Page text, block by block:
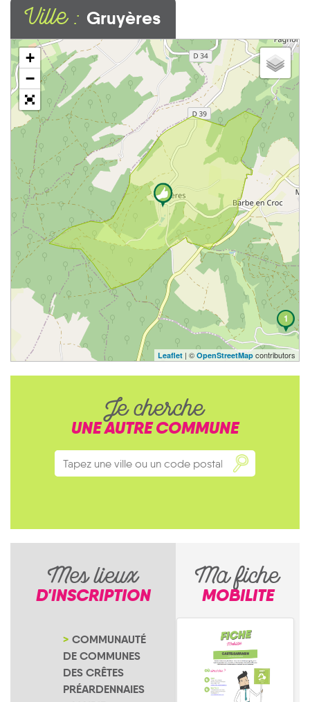
Ville : Gruyères
1
+
−
Leaflet | © OpenStreetMap contributors
Je cherche
UNE AUTRE COMMUNE
Mes lieux
D'INSCRIPTION
COMMUNAUTÉ
DE COMMUNES
DES CRÊTES
PRÉARDENNAIES
Ma fiche
MOBILITE